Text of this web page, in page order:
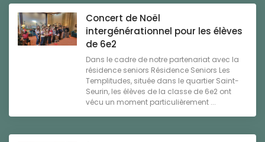
Concert de Noël
intergénérationnel pour les élèves
de 6e2
Dans le cadre de notre partenariat avec la
résidence seniors Résidence Seniors Les
Templitudes, située dans le quartier Saint-
Seurin, les élèves de la classe de 6e2 ont
vécu un moment particulièrement ...